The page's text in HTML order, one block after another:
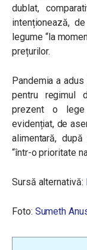
dublat,
intenționează,
legume “la
prețurilor.
Pandemia a
pentru regimul
prezent o
evidențiat, de
alimentară,
“într-o prioritate
Sursă alternativă:
Foto: Sumeth